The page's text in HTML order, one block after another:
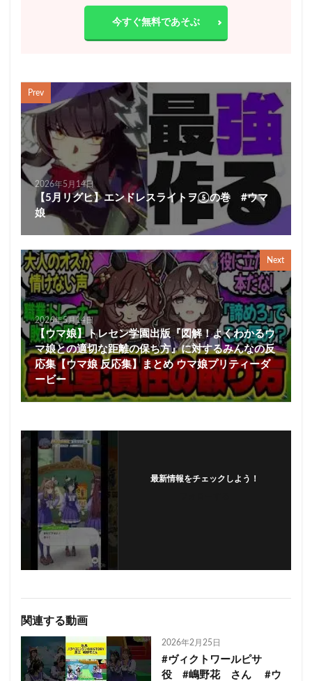
今すぐ無料であそぶ
Prev
2026年5月14日
【5月リグヒ】エンドレスライトヲ⑤の巻 #ウマ
娘
Next
2026年5月14日
【ウマ娘】トレセン学園出版『図解！よくわかるウ
マ娘との適切な距離の保ち方』に対するみんなの反
応集【ウマ娘 反応集】まとめ ウマ娘プリティーダ
ービー
最新情報をチェックしよう！
関連する動画
2026年2月25日
#ヴィクトワールピサ
役 #嶋野花 さん #ウ